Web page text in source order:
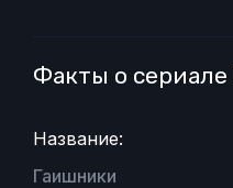
Факты о
Название:
Гаишники